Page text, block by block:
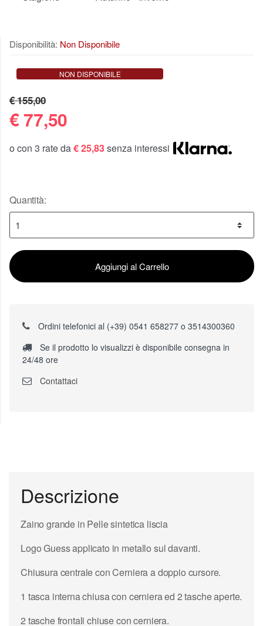
Disponibilità: Non Disponibile
NON DISPONIBILE
€ 155,00
€77,50
o con 3 rate da€ 25,83senza interessi
Quantità:
Aggiungi al Carrello
Ordini telefonici al (+39) 0541 658277 o 3514300360
Se il prodotto lo visualizzi è disponibile consegna in
24/48 ore
Contattaci
Descrizione
Zaino grande in Pelle sintetica liscia
Logo Guess applicato in metallo sul davanti.
Chiusura centrale con Cerniera a doppio cursore.
1 tasca interna chiusa con cerniera ed 2 tasche aperte.
2 tasche frontali chiuse con cerniera.